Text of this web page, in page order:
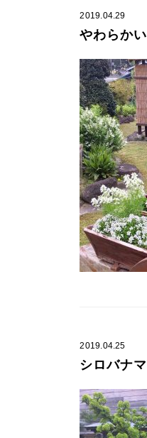
2019.04.29
やわらか
2019.04.25
シロバナ